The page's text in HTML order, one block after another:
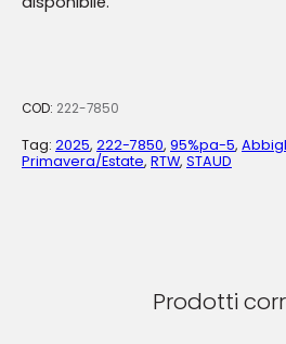
COD: 222-7850
Tag: 2025, 222-7850, 95%pa-5,
Primavera/Estate, RTW, STAUD
Prodotti